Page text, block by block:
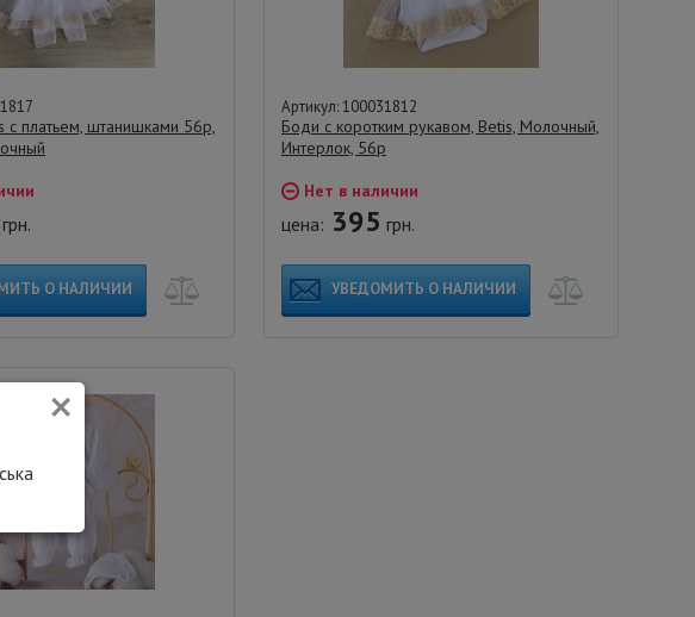
с платьем, штанишками 56р,
грн.
О НАЛИЧИИ
Артикул: 100031812
Боди с коротким рукавом, Betis, Молочный,
Интерлок, 56р
Нет в наличии
цена: 395 грн.
УВЕДОМИТЬ О НАЛИЧИИ
×